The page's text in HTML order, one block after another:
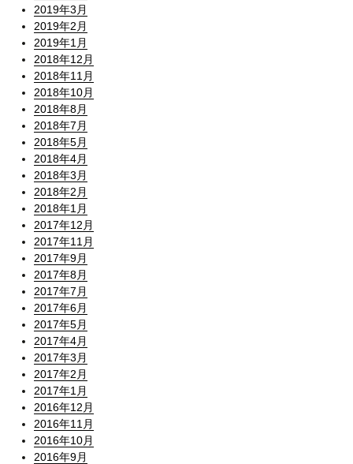
2019年3月
2019年2月
2019年1月
2018年12月
2018年11月
2018年10月
2018年8月
2018年7月
2018年5月
2018年4月
2018年3月
2018年2月
2018年1月
2017年12月
2017年11月
2017年9月
2017年8月
2017年7月
2017年6月
2017年5月
2017年4月
2017年3月
2017年2月
2017年1月
2016年12月
2016年11月
2016年10月
2016年9月